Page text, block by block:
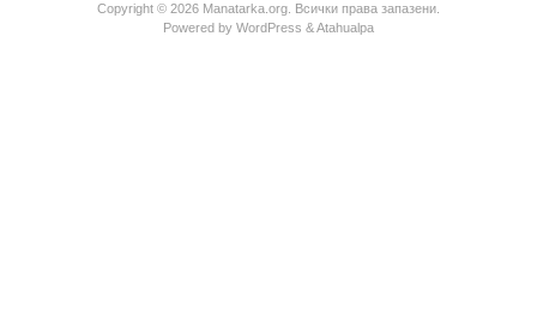
Copyright © 2026 Manatarka.org. Всички права запазени.
Powered by WordPress &Atahualpa